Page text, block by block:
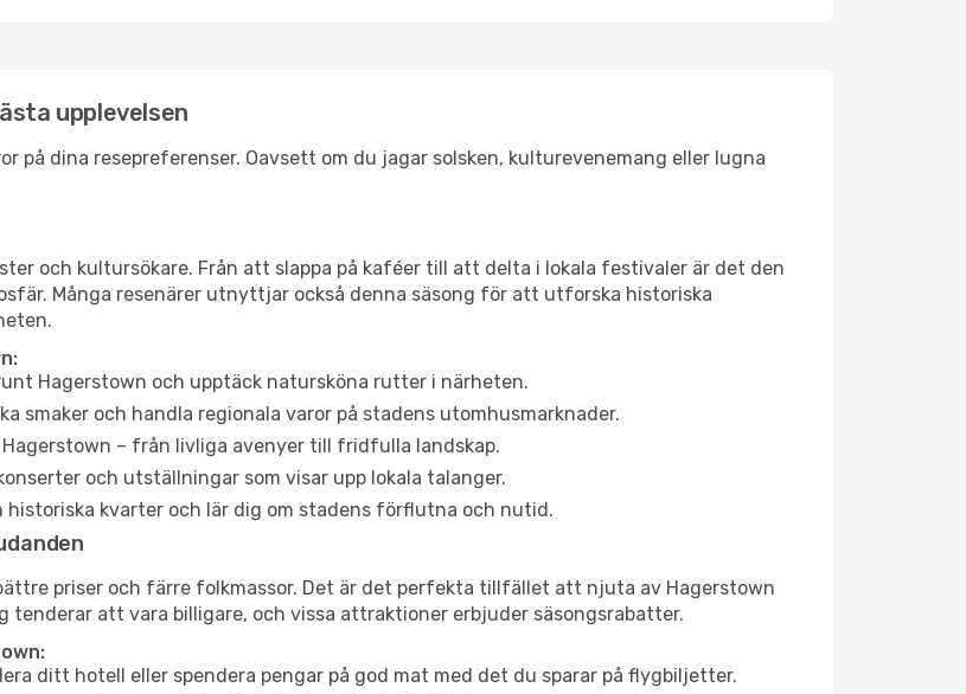
upplevelsen
på dina resepreferenser. Oavsett om du jagar solsken, kulturevenemang eller lugna
och kultursökare. Från att slappa på kaféer till att delta i lokala festivaler är det den
Många resenärer utnyttjar också denna säsong för att utforska historiska
Hagerstown och upptäck natursköna rutter i närheten.
smaker och handla regionala varor på stadens utomhusmarknader.
Hagerstown – från livliga avenyer till fridfulla landskap.
och utställningar som visar upp lokala talanger.
historiska kvarter och lär dig om stadens förflutna och nutid.
priser och färre folkmassor. Det är det perfekta tillfället att njuta av Hagerstown
tenderar att vara billigare, och vissa attraktioner erbjuder säsongsrabatter.
ditt hotell eller spendera pengar på god mat med det du sparar på flygbiljetter.